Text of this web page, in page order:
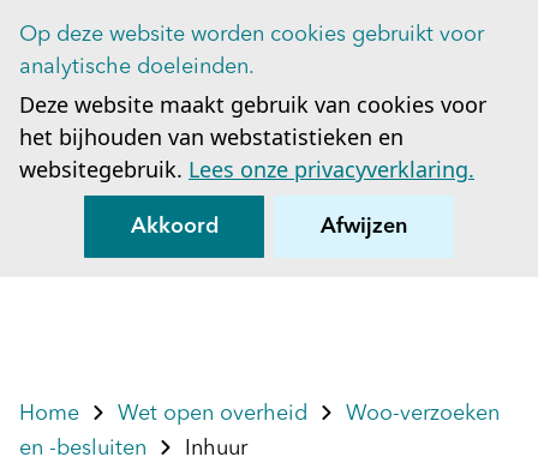
Op deze website worden cookies gebruikt voor
analytische doeleinden.
Deze website maakt gebruik van cookies voor
het bijhouden van webstatistieken en
websitegebruik. Lees onze privacyverklaring.
Akkoord Afwijzen
Home Wet open overheid
Woo-verzoeken
en -besluiten
Inhuur